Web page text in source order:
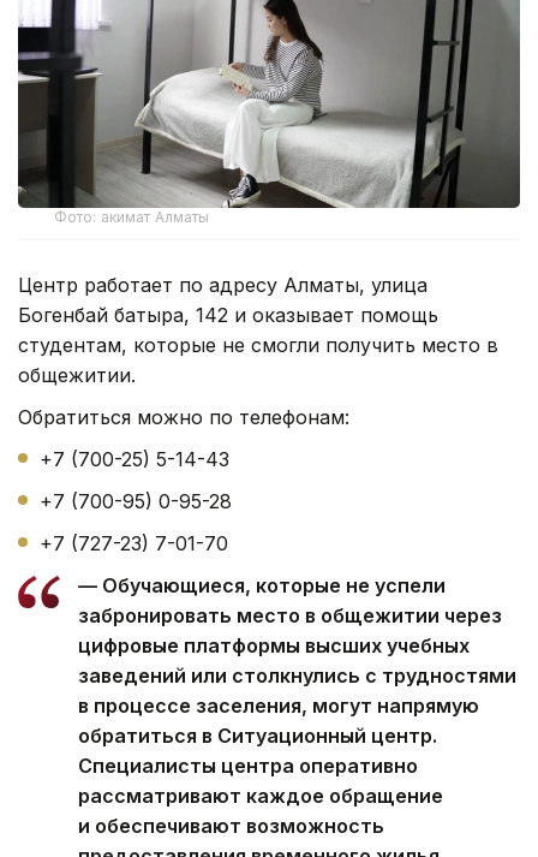
Фото: акимат Алматы
Центр работает по адресу Алматы, улица
Богенбай батыра, 142 и оказывает помощь
студентам, которые не смогли получить место в
общежитии.
Обратиться можно по телефонам:
+7 (700-25) 5-14-43
+7 (700-95) 0-95-28
+7 (727-23) 7-01-70
— Обучающиеся, которые не успели
забронировать место в общежитии через
цифровые платформы высших учебных
заведений или столкнулись с трудностями
в процессе заселения, могут напрямую
обратиться в Ситуационный центр.
Специалисты центра оперативно
рассматривают каждое обращение
и обеспечивают возможность